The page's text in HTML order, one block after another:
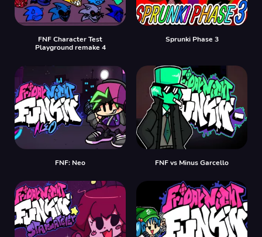
FNF Character Test
Playground remake 4
Sprunki Phase 3
FNF: Neo FNF vs Minus Garcello